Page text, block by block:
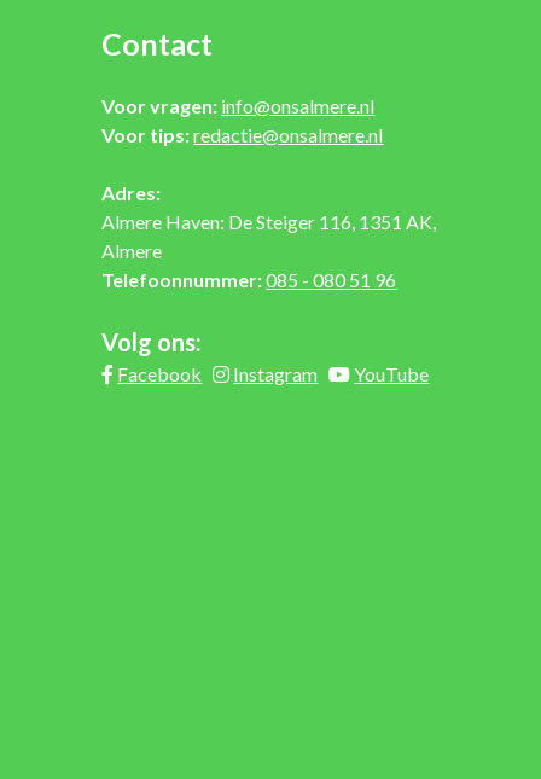
Contact
Voor vragen: info@onsalmere.nl
Voor tips:redactie@onsalmere.nl
Adres:
Almere Haven: De Steiger 116, 1351 AK,
Almere
Telefoonnummer:085 - 080 51 96
Volg ons:
Facebook Instagram YouTube